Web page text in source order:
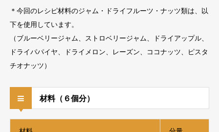
＊今回のレシピ材料のジャム・ドライフルーツ・ナッツ類は、以
下を使用しています。
（ブルーベリージャム、ストロベリージャム、ドライアップル、
ドライパパイヤ、ドライメロン、レーズン、ココナッツ、ピスタ
チオナッツ）
材料（６個分）